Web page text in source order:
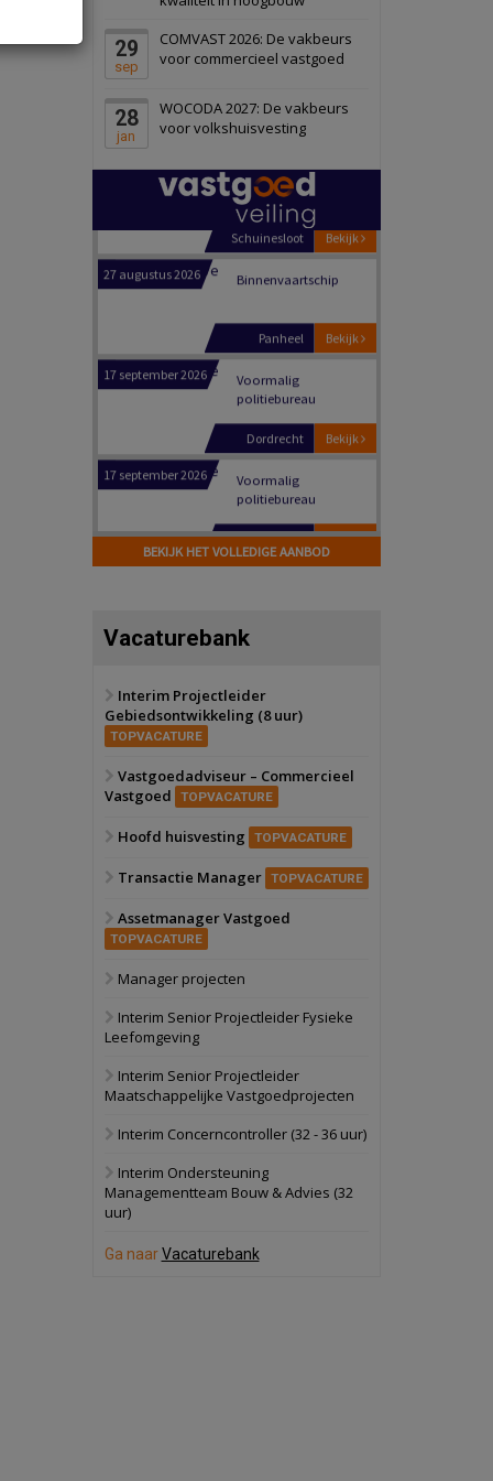
29
sep
COMVAST 2026: De vakbeurs
voor commercieel vastgoed
28
jan
WOCODA 2027: De vakbeurs
voor volkshuisvesting
Schiedam
22 september 2026 Attractiepark
Bekijk
Oranje
28 september 2026
bedrijventerrein
Schuinesloot
Binnenvaartschip
17 september 2026
Voormalig
politiebureau
17 september 2026
Voormalig
politiebureau
17 september 2026
Voormalig
Zwanenburg
6 oktober 2026
Oranje
28 september 2026
bedrijventerrein
Bekijk
Schuinesloot
politiebureau
17 september 2026
Voormalig
BEKIJK HET VOLLEDIGE AANBOD
Vacaturebank
Interim Projectleider
Gebiedsontwikkeling (8 uur)
TOPVACATURE
Vastgoedadviseur – Commercieel
Vastgoed
TOPVACATURE
Hoofd huisvesting TOPVACATURE
Transactie Manager TOPVACATURE
Assetmanager Vastgoed
TOPVACATURE
Manager projecten
Interim Senior Projectleider Fysieke
Leefomgeving
Interim Senior Projectleider
Maatschappelijke Vastgoedprojecten
Interim Concerncontroller (32 - 36 uur)
Interim Ondersteuning
Managementteam Bouw & Advies (32
uur)
Ga naarVacaturebank